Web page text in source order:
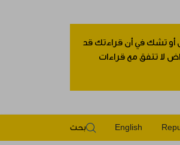
أو تشك في أن قراءتك قد
لا تتفق مع قراءات
English بحث